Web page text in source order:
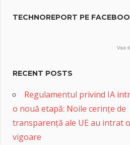
TECHNOREPORT PE
Visit
RECENT POSTS
Regulamentul privind IA
o nouă etapă: Noile cerințe de
transparență ale UE au intrat
vigoare